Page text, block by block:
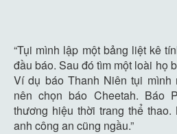
“Tụi mình lập một bảng liệt kê
đầu báo. Sau đó tìm một loài họ
Ví dụ báo Thanh Niên tụi mình
nên chọn báo Cheetah. Báo
thương hiệu thời trang thể
anh công an cũng ngầu.”